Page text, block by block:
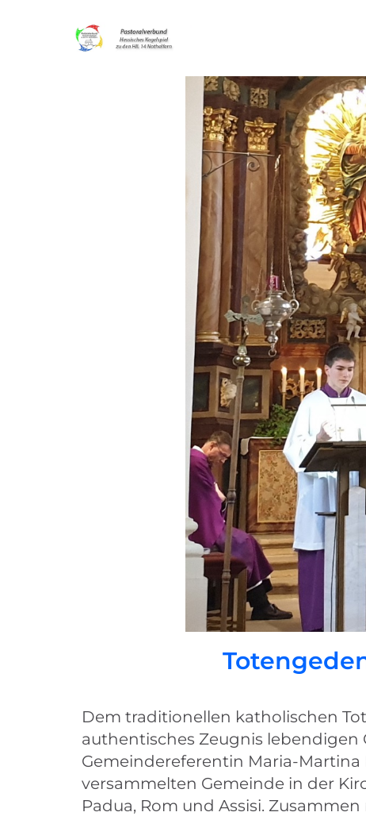
Dem traditionellen katholischen
authentisches Zeugnis
Gemeindereferentin Maria-
versammelten Gemeinde in der
Padua, Rom und Assisi.